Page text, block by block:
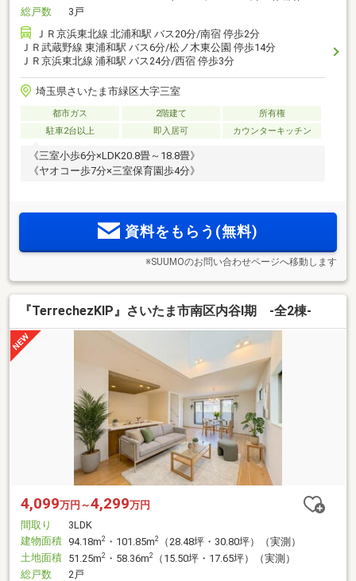
総戸数
3戸
ＪＲ京浜東北線 北浦和駅 バス20分/南宿 停歩2分
ＪＲ武蔵野線 東浦和駅 バス6分/松ノ木東公園 停歩14分
ＪＲ京浜東北線 浦和駅 バス24分/西宿 停歩3分
埼玉県さいたま市緑区大字三室
都市ガス 2階建て
所有権
駐車2台以上
即入居可 カウンターキッチン
《三室小歩6分×LDK20.8畳～18.8畳》
《ヤオコー歩7分×三室保育園歩4分》
資料をもらう(無料)
※SUUMOのお問い合わせページへ移動します
『TerrechezKIP』さいたま市南区内谷Ⅰ期 -全2棟-
4,099万円～4,299万円
間取り
3LDK
建物面積 94.18m2 ・101.85m2
（28.48坪・30.80坪）（実測）
土地面積 51.25m2 ・58.36m2
（15.50坪・17.65坪）（実測）
総戸数
2戸